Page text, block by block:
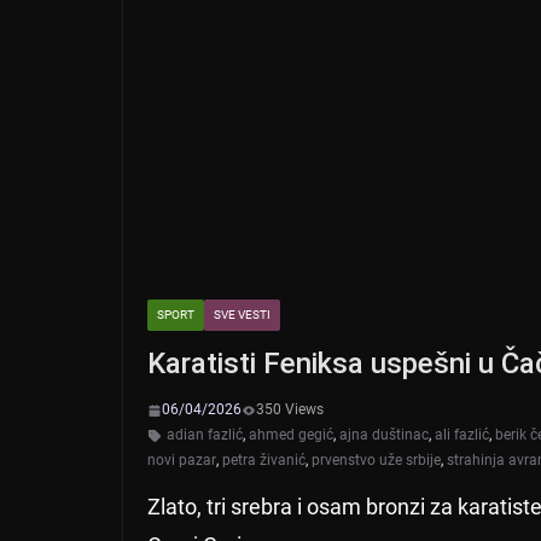
SPORT SVE VESTI
Karatisti Feniksa uspešni u
06/04/2026
350 Views
adian fazlić, ahmed gegić, ajna duštinac, ali fazlić, berik
novi pazar, petra živanić, prvenstvo uže srbije, strahinja
Zlato, tri srebra i osam bronzi za